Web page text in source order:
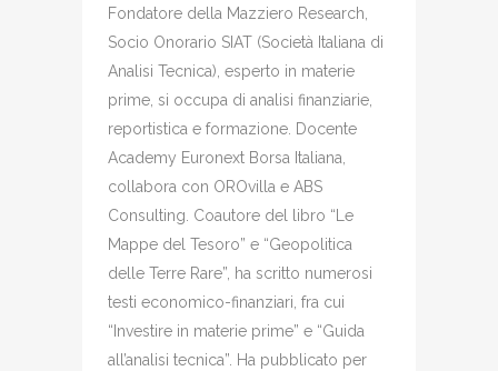
Fondatore della Mazziero Research,
Socio Onorario SIAT (Società Italiana di
Analisi Tecnica), esperto in materie
prime, si occupa di analisi finanziarie,
reportistica e formazione. Docente
Academy Euronext Borsa Italiana,
collabora con OROvilla e ABS
Consulting. Coautore del libro “Le
Mappe del Tesoro” e “Geopolitica
delle Terre Rare”, ha scritto numerosi
testi economico-finanziari, fra cui
“Investire in materie prime” e “Guida
all’analisi tecnica”. Ha pubblicato per